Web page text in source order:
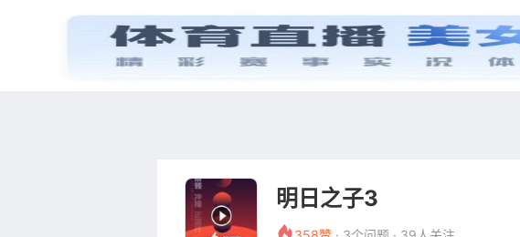
首页 电视剧 综艺 抖音
明日之子3